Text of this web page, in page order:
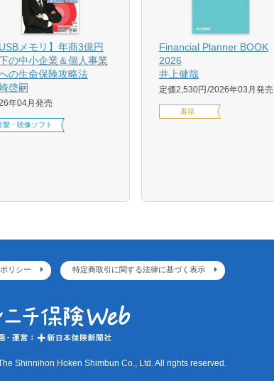
USBメモリ】年商3億円
の中小企業＆個人事業
の生命保険攻略法
啓嗣
年04月発売
響・映像ソフト
Financial Planner BOOK
2026
井上健哉
定価2,530円 2026年03月発売
書籍
リシー 特定商取引に関する法律に基づく表示
Shinnihon Hoken Shimbun Co., Ltd. All rights reserved.